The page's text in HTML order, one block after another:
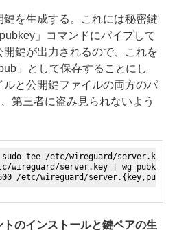
を生成する。これには秘密鍵
」コマンドにパイプして
鍵が出力されるので、これを
」として保存することにし
と公開鍵ファイルの両方のパ
第三者に盗み見られないよう
tee /etc/wireguard/server.key
wireguard/server.key | wg pubkey
/etc/wireguard/server.{key,pub}
のインストールと鍵ペアの生